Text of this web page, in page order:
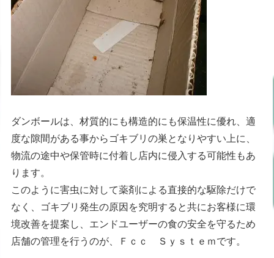
ダンボールは、材質的にも構造的にも保温性に優れ、適
度な隙間がある事からゴキブリの巣となりやすい上に、
物流の途中や保管時に付着し店内に侵入する可能性もあ
ります。
このように害虫に対して薬剤による直接的な駆除だけで
なく、ゴキブリ発生の原因を究明すると共にお客様に環
境改善を提案し、エンドユーザーの食の安全を守るため
店舗の管理を行うのが、Ｆｃｃ Ｓｙｓｔｅｍです。